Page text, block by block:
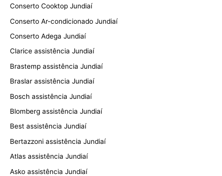
Conserto Cooktop Jundiaí
Conserto Ar-condicionado Jundiaí
Conserto Adega Jundiaí
Clarice assistência Jundiaí
Brastemp assistência Jundiaí
Braslar assistência Jundiaí
Bosch assistência Jundiaí
Blomberg assistência Jundiaí
Best assistência Jundiaí
Bertazzoni assistência Jundiaí
Atlas assistência Jundiaí
Asko assistência Jundiaí